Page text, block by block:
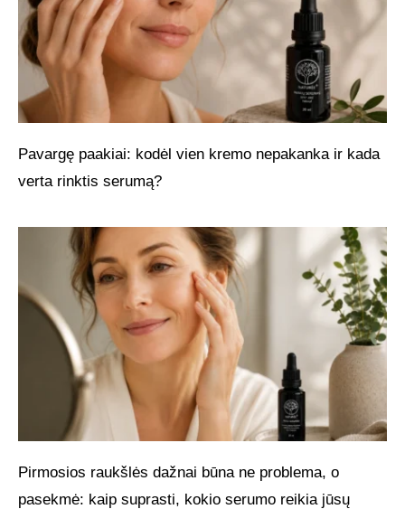
Pavargę paakiai: kodėl vien kremo nepakanka ir kada
verta rinktis serumą?
Pirmosios raukšlės dažnai būna ne problema, o
pasekmė: kaip suprasti, kokio serumo reikia jūsų